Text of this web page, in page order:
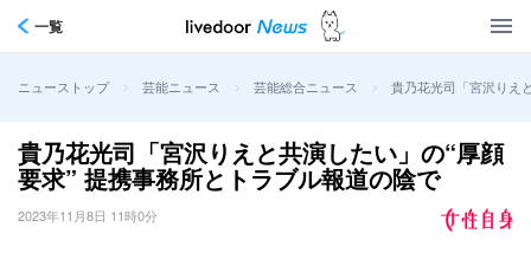
一覧
ニューストップ > 芸能ニュース > 芸能総合ニュース > 貴乃花光司「宮沢りえ
貴乃花光司「宮沢りえと共演したい」の“厚顔
要求” 提携事務所とトラブル報道の陰で
2023年11月8日 11時0分